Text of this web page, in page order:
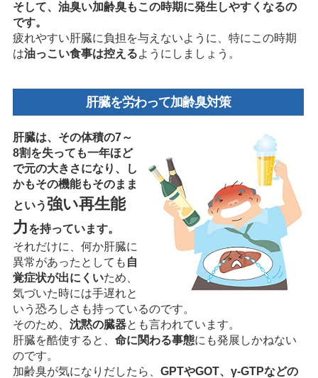
そして、油臭い加齢臭もこの時期に発生しやすくなるの
です。
疲れやすい肝臓に負担を与えないように、特にこの時期
は油っこい食事は控えるようにしましょう。
肝臓を労わって加齢臭対策
肝臓は、その体積の7～
8割を失っても一年ほど
で元の大きさになり、し
かもその機能もそのまま
という強い再生能
力を持っています。
それだけに、何か肝臓に
異常があったとしても 自
覚症状が出にくいため、
気づいた時には手遅れと
いう恐ろしさも持っているのです。
そのため、 沈黙の臓器とも言われています。
肝臓を酷使すると、 命に関わる事態にも発展しかねない
のです。
加齢臭が気になりだしたら、 GPTやGOT、γ-GTPなどの